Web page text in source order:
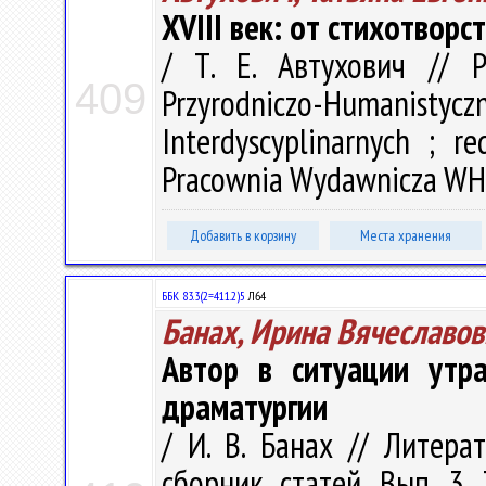
409
XVIII век: от
/ Т. Е. Автухович //
Przyrodniczo-
Interdyscyplinarnych ;
Pracownia Wydawnicza
Добавить в корзину Места хранения
ББК 83.3(2=411.2)5 Л64
Банах, Ирина
Автор в ситуации
драматургии
/ И. В. Банах //